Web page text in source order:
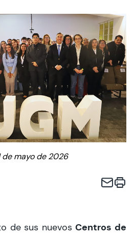
de mayo de 2026
de sus nuevosCentros de